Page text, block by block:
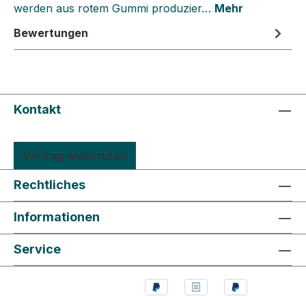
werden aus rotem Gummi produzier… Mehr
Bewertungen
Kontakt
Vertrag widerrufen
Rechtliches
Informationen
Service